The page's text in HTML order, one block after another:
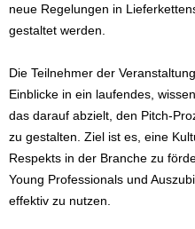
neue Regelungen in
gestaltet werden.
Die Teilnehmer der
Einblicke in ein laufendes,
das darauf abzielt, den Pitch-
zu gestalten. Ziel ist es, eine
Respekts in der Branche zu
Young Professionals und
effektiv zu nutzen.